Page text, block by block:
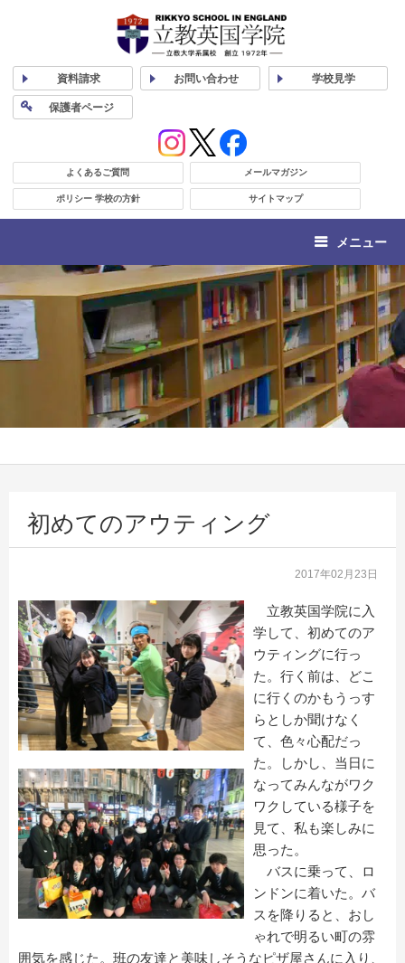
資料請求 お問い合わせ 学校見学
保護者ページ
よくあるご質問 メールマガジン
ポリシー 学校の方針 サイトマップ
メニュー
初めてのアウティング
2017年02月23日
立教英国学院に入
学して、初めてのア
ウティングに行っ
た。行く前は、どこ
に行くのかもうっす
らとしか聞けなく
て、色々心配だっ
た。しかし、当日に
なってみんながワク
ワクしている様子を
見て、私も楽しみに
思った。
バスに乗って、ロ
ンドンに着いた。バ
スを降りると、おし
ゃれで明るい町の雰
囲気を感じた。班の友達と美味しそうなピザ屋さんに入り、